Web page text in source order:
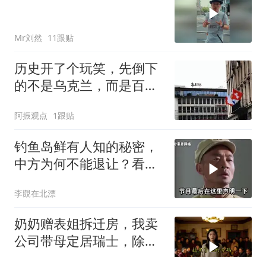
Mr刘然 11跟贴
历史开了个玩笑，先倒下
的不是乌克兰，而是百年
阿振观点 1跟贴
钓鱼岛鲜有人知的秘密，
中方为何不能退让？看完
李覴在北漂
奶奶赠表姐拆迁房，我卖
公司带母定居瑞士，除夕